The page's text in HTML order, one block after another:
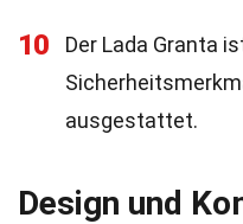
10
Der Lada Granta
ausgestattet.
Design und